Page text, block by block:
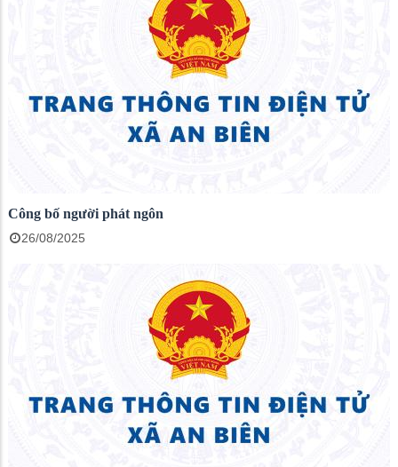
Công bố người phát ngôn
26/08/2025